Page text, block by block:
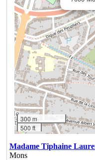
300 m
500 ft
Madame Tiphaine
Mons